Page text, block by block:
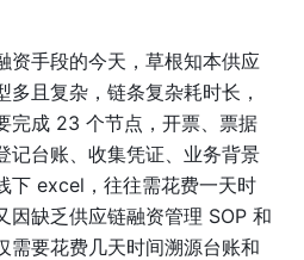
资手段的今天，草根知本供应
且复杂，链条复杂耗时长，
完成 23 个节点，开票、票据
记台账、收集凭证、业务背景
下 excel，往往需花费一天时
因缺乏供应链融资管理 SOP 和
需要花费几天时间溯源台账和